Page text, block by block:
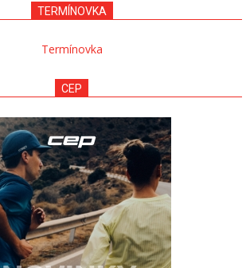
TERMÍNOVKA
Termínovka
CEP